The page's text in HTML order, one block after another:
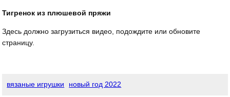
Тигренок из плюшевой пряжи
Здесь должно загрузиться видео, подождите или обновите
страницу.
вязаные игрушки новый год 2022